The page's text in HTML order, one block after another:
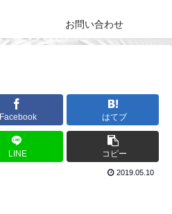
お問い合わせ
Facebook はてブ
LINE コピー
2019.05.10